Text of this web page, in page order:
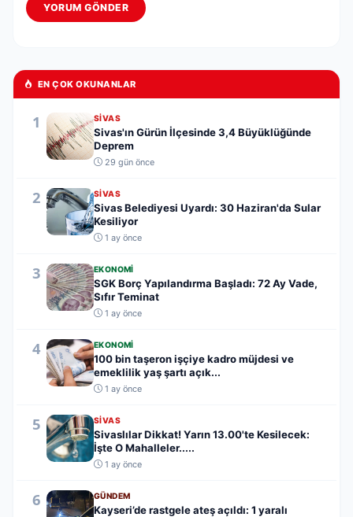
YORUM GÖNDER
EN ÇOK OKUNANLAR
1 SIVAS
Sivas'ın Gürün İlçesinde 3,4 Büyüklüğünde
Deprem
29 gün önce
2 SIVAS
Sivas Belediyesi Uyardı: 30 Haziran'da Sular
Kesiliyor
1 ay önce
3 EKONOMI
SGK Borç Yapılandırma Başladı: 72 Ay Vade,
Sıfır Teminat
1 ay önce
4 EKONOMI
100 bin taşeron işçiye kadro müjdesi ve
emeklilik yaş şartı açık...
1 ay önce
5 SIVAS
Sivaslılar Dikkat! Yarın 13.00'te Kesilecek:
İşte O Mahalleler.....
1 ay önce
6 GÜNDEM
Kayseri’de rastgele ateş açıldı: 1 yaralı